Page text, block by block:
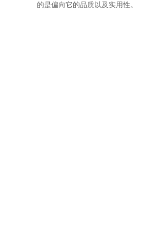
的是偏向它的品质以及实用性。